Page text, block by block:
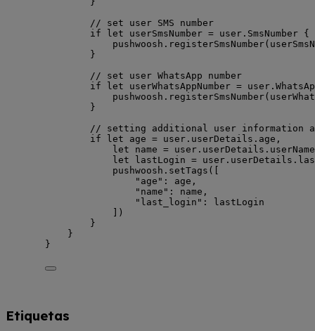
// set user SMS number
if
let userSmsNumber = user.SmsNumber {
pushwoosh. registerSmsNumber(
}
// set user WhatsApp number
if
let userWhatsAppNumber =
pushwoosh. registerSmsNumber(
}
// setting additional user information
if
let age = user.userDetails.age,
let name =
let lastLogin =
pushwoosh. setTags (
" age " :
age,
" name " :
name,
" last_login " :
lastLogin
)
}
}
}
Etiquetas